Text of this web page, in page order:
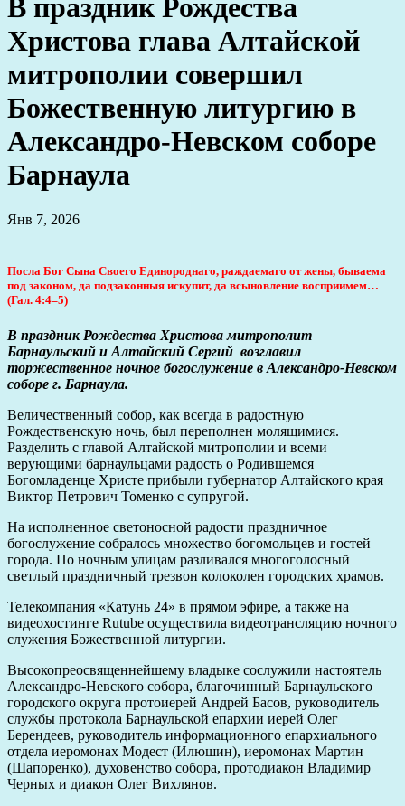
В праздник Рождества
Христова глава Алтайской
митрополии совершил
Божественную литургию в
Александро-Невском соборе
Барнаула
Янв 7, 2026
Посла Бог Сына Своего Eдинороднаго, раждаемаго от жены, бываема
под законом, да подзаконныя искупит, да всыновление восприимем…
(Гал. 4:4–5)
В праздник Рождества Христова митрополит
Барнаульский и Алтайский Сергий возглавил
торжественное ночное богослужение в Александро-Невском
соборе г. Барнаула.
Величественный собор, как всегда в радостную
Рождественскую ночь, был переполнен молящимися.
Разделить с главой Алтайской митрополии и всеми
верующими барнаульцами радость о Родившемся
Богомладенце Христе прибыли губернатор Алтайского края
Виктор Петрович Томенко с супругой.
На исполненное светоносной радости праздничное
богослужение собралось множество богомольцев и гостей
города. По ночным улицам разливался многоголосный
светлый праздничный трезвон колоколен городских храмов.
Телекомпания «Катунь 24» в прямом эфире, а также на
видеохостинге Rutube осуществила видеотрансляцию ночного
служения Божественной литургии.
Высокопреосвященнейшему владыке сослужили настоятель
Александро-Невского собора, благочинный Барнаульского
городского округа протоиерей Андрей Басов, руководитель
службы протокола Барнаульской епархии иерей Олег
Берендеев, руководитель информационного епархиального
отдела иеромонах Модест (Илюшин), иеромонах Мартин
(Шапоренко), духовенство собора, протодиакон Владимир
Черных и диакон Олег Вихлянов.